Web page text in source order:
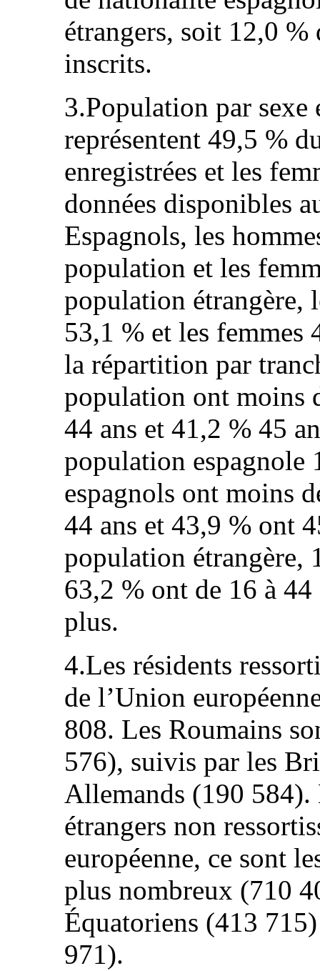
étrangers, soit 12,0
inscrits.
3.Population par sexe
représentent 49,5 %
enregistrées et les
données disponibles
Espagnols, les
population et les
population étrangère,
53,1 % et les femmes
la répartition par
population ont moins
44 ans et 41,2 % 45
population espagnole
espagnols ont moins
44 ans et 43,9 % ont
population étrangère,
63,2 % ont de 16 à
plus.
4.Les résidents
de l’Union
808. Les Roumains
576), suivis par les
Allemands (190 584).
étrangers non
européenne, ce sont
plus nombreux (710
Équatoriens (413
971).